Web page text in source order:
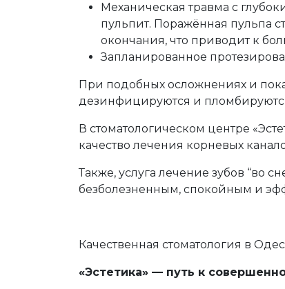
Механическая травма с
пульпит. Поражённая пульпа
окончания, что приводит к
Запланированное
При подобных осложнениях и
дезинфицируются и
В стоматологическом центре
качество лечения корневых
Также, услуга лечение зубов “во
безболезненным, спокойным и
Качественная стоматология в
«Эстетика» — путь к